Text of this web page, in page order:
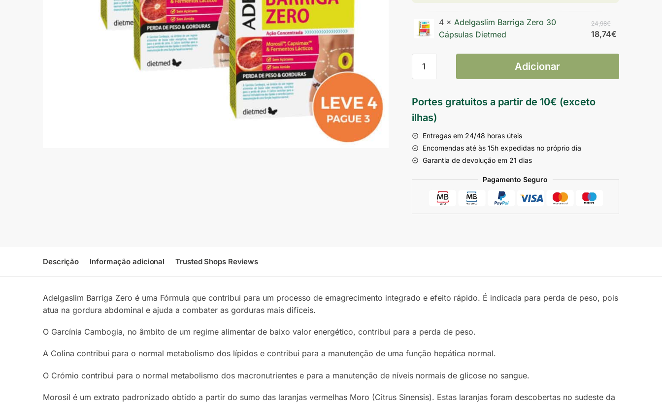
4 × Adelgaslim Barriga Zero 30
Cápsulas Dietmed
24,98€
18,74€
Adicionar
Portes gratuitos a partir de 10€ (exceto
ilhas)
Entregas em 24/48 horas úteis
Encomendas até às 15h expedidas no próprio dia
Garantia de devolução em 21 dias
Pagamento Seguro
Descrição Informação adicional Trusted Shops Reviews
Adelgaslim Barriga Zero é uma Fórmula que contribui para um processo de emagrecimento integrado e efeito rápido. É indicada para perda de peso, pois
atua na gordura abdominal e ajuda a combater as gorduras mais difíceis.
O Garcínia Cambogia, no âmbito de um regime alimentar de baixo valor energético, contribui para a perda de peso.
A Colina contribui para o normal metabolismo dos lípidos e contribui para a manutenção de uma função hepática normal.
O Crómio contribui para o normal metabolismo dos macronutrientes e para a manutenção de níveis normais de glicose no sangue.
Morosil é um extrato padronizado obtido a partir do sumo das laranjas vermelhas Moro (Citrus Sinensis). Estas laranjas foram descobertas no sudeste da